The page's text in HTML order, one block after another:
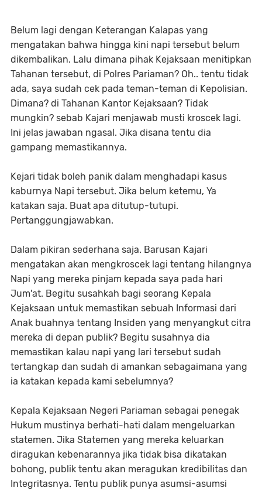
Belum lagi dengan Keterangan Kalapas yang
mengatakan bahwa hingga kini napi tersebut belum
dikembalikan. Lalu dimana pihak Kejaksaan menitipkan
Tahanan tersebut, di Polres Pariaman? Oh.. tentu tidak
ada, saya sudah cek pada teman-teman di Kepolisian.
Dimana? di Tahanan Kantor Kejaksaan? Tidak
mungkin? sebab Kajari menjawab musti kroscek lagi.
Ini jelas jawaban ngasal. Jika disana tentu dia
gampang memastikannya.
Kejari tidak boleh panik dalam menghadapi kasus
kaburnya Napi tersebut. Jika belum ketemu, Ya
katakan saja. Buat apa ditutup-tutupi.
Pertanggungjawabkan.
Dalam pikiran sederhana saja. Barusan Kajari
mengatakan akan mengkroscek lagi tentang hilangnya
Napi yang mereka pinjam kepada saya pada hari
Jum'at. Begitu susahkah bagi seorang Kepala
Kejaksaan untuk memastikan sebuah Informasi dari
Anak buahnya tentang Insiden yang menyangkut citra
mereka di depan publik? Begitu susahnya dia
memastikan kalau napi yang lari tersebut sudah
tertangkap dan sudah di amankan sebagaimana yang
ia katakan kepada kami sebelumnya?
Kepala Kejaksaan Negeri Pariaman sebagai penegak
Hukum mustinya berhati-hati dalam mengeluarkan
statemen. Jika Statemen yang mereka keluarkan
diragukan kebenarannya jika tidak bisa dikatakan
bohong, publik tentu akan meragukan kredibilitas dan
Integritasnya. Tentu publik punya asumsi-asumsi